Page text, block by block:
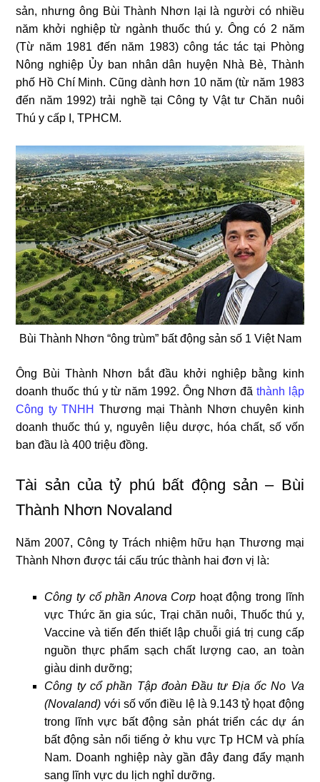
sản, nhưng ông Bùi Thành Nhơn lại là người có nhiều
năm khởi nghiệp từ ngành thuốc thú y. Ông có 2 năm
(Từ năm 1981 đến năm 1983) công tác tác tại Phòng
Nông nghiệp Ủy ban nhân dân huyện Nhà Bè, Thành
phố Hồ Chí Minh. Cũng dành hơn 10 năm (từ năm 1983
đến năm 1992) trải nghề tại Công ty Vật tư Chăn nuôi
Thú y cấp I, TPHCM.
Bùi Thành Nhơn “ông trùm” bất động sản số 1 Việt Nam
Ông Bùi Thành Nhơn bắt đầu khởi nghiệp bằng kinh
doanh thuốc thú y từ năm 1992. Ông Nhơn đã thành lập
Công ty TNHH Thương mại Thành Nhơn chuyên kinh
doanh thuốc thú y, nguyên liệu dược, hóa chất, số vốn
ban đầu là 400 triệu đồng.
Tài sản của tỷ phú bất động sản – Bùi
Thành Nhơn Novaland
Năm 2007, Công ty Trách nhiệm hữu hạn Thương mại
Thành Nhơn được tái cấu trúc thành hai đơn vị là:
Công ty cổ phần Anova Corp hoạt động trong lĩnh
vực Thức ăn gia súc, Trại chăn nuôi, Thuốc thú y,
Vaccine và tiến đến thiết lập chuỗi giá trị cung cấp
nguồn thực phẩm sạch chất lượng cao, an toàn
giàu dinh dưỡng;
Công ty cổ phần Tập đoàn Đầu tư Địa ốc No Va
(Novaland) với số vốn điều lệ là 9.143 tỷ họat động
trong lĩnh vực bất động sản phát triển các dự án
bất động sản nổi tiếng ở khu vực Tp HCM và phía
Nam. Doanh nghiệp này gần đây đang đẩy mạnh
sang lĩnh vực du lịch nghỉ dưỡng.